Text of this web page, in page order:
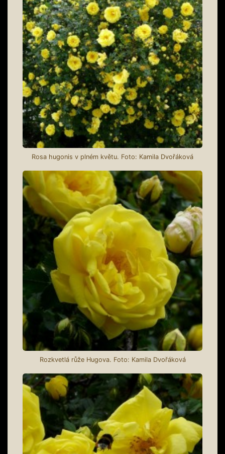
Rosa hugonis v plném květu. Foto: Kamila Dvořáková
Rozkvetlá růže Hugova. Foto: Kamila Dvořáková